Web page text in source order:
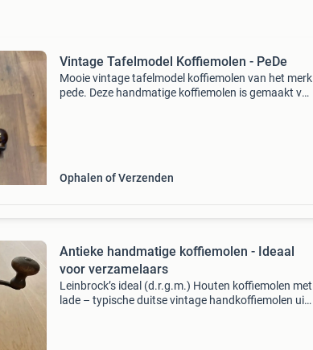
Vintage Tafelmodel Koffiemolen - PeDe
Mooie vintage tafelmodel koffiemolen van het merk
pede. Deze handmatige koffiemolen is gemaakt van
Ophalen of Verzenden
Antieke handmatige koffiemolen - Ideaal
voor verzamelaars
Leinbrock’s ideal (d.r.g.m.) Houten koffiemolen met
lade – typische duitse vintage handkoffiemolen uit